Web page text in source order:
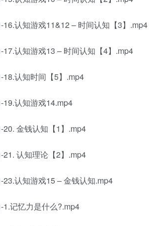
认知游戏11&12 – 时间认知【3】.mp4
认知游戏13 – 时间认知【4】.mp4
认知时间【5】.mp4
认知游戏14.mp4
金钱认知【1】.mp4
认知理论【2】.mp4
认知游戏15 – 金钱认知.mp4
记忆力是什么?.mp4